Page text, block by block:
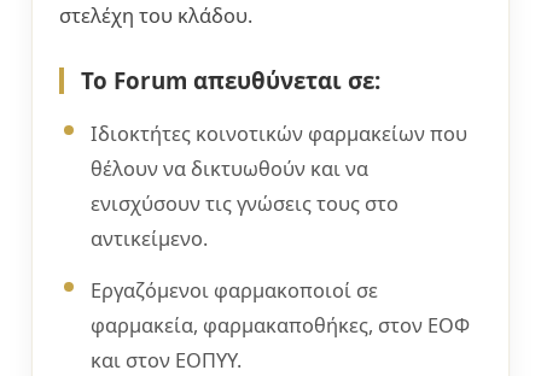
στελέχη του κλάδου.
Το Forum απευθύνεται σε:
Ιδιοκτήτες κοινοτικών φαρμακείων που
θέλουν να δικτυωθούν και να
ενισχύσουν τις γνώσεις τους στο
αντικείμενο.
Εργαζόμενοι φαρμακοποιοί σε
φαρμακεία, φαρμακαποθήκες, στον ΕΟΦ
και στον ΕΟΠΥΥ.